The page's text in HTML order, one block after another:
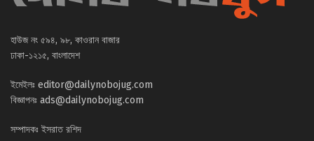
হাউজ নং ৫৯৪, ৯৮, কাওরান বাজার
ঢাকা-১২১৫, বাংলাদেশ
ইমেইলঃ editor@dailynobojug.com
বিজ্ঞাপনঃ ads@dailynobojug.com
সম্পাদকঃ ইসরাত রশিদ